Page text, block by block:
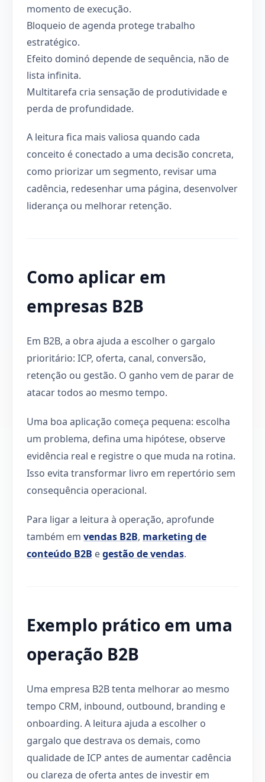
momento de execução.
Bloqueio de agenda protege trabalho
estratégico.
Efeito dominó depende de sequência, não de
lista infinita.
Multitarefa cria sensação de produtividade e
perda de profundidade.
A leitura fica mais valiosa quando cada
conceito é conectado a uma decisão concreta,
como priorizar um segmento, revisar uma
cadência, redesenhar uma página, desenvolver
liderança ou melhorar retenção.
Como aplicar em
empresas B2B
Em B2B, a obra ajuda a escolher o gargalo
prioritário: ICP, oferta, canal, conversão,
retenção ou gestão. O ganho vem de parar de
atacar todos ao mesmo tempo.
Uma boa aplicação começa pequena: escolha
um problema, defina uma hipótese, observe
evidência real e registre o que muda na rotina.
Isso evita transformar livro em repertório sem
consequência operacional.
Para ligar a leitura à operação, aprofunde
também em vendas B2B, marketing de
conteúdo B2B egestão de vendas.
Exemplo prático em uma
operação B2B
Uma empresa B2B tenta melhorar ao mesmo
tempo CRM, inbound, outbound, branding e
onboarding. A leitura ajuda a escolher o
gargalo que destrava os demais, como
qualidade de ICP antes de aumentar cadência
ou clareza de oferta antes de investir em